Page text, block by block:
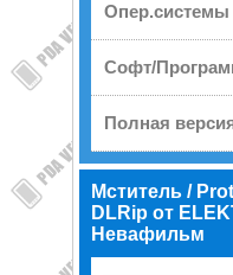
Опер.системы
Софт/
Полная
Мститель /
DLRip от
Невафильм